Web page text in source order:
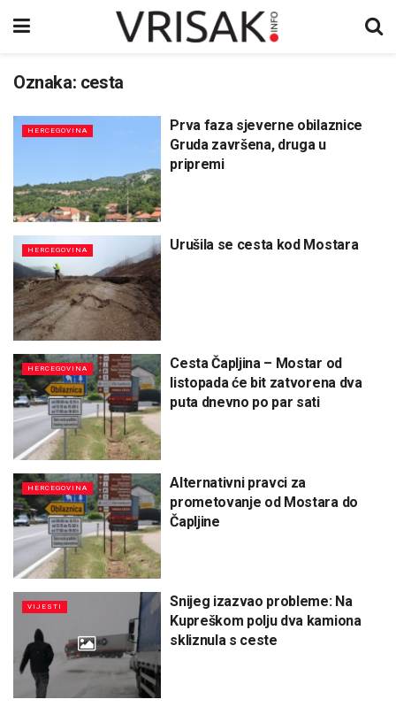
Oznaka: cesta
HERCEGOVINA
Prva faza sjeverne obilaznice
Gruda završena, druga u
pripremi
HERCEGOVINA Urušila se cesta kod Mostara
HERCEGOVINA
Cesta Čapljina – Mostar od
listopada će bit zatvorena dva
puta dnevno po par sati
HERCEGOVINA
Alternativni pravci za
prometovanje od Mostara do
Čapljine
VIJESTI
Snijeg izazvao probleme: Na
Kupreškom polju dva kamiona
skliznula s ceste